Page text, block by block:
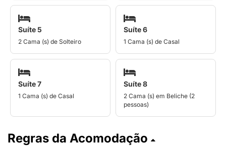
Suíte 5
2 Cama (s) de Solteiro
Suíte 6
1 Cama (s) de Casal
Suíte 7
1 Cama (s) de Casal
Suíte 8
2 Cama (s) em Beliche (2
pessoas)
Regras da Acomodação